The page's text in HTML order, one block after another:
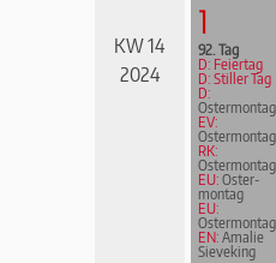
KW 14
2024
1
92. Tag
D: Feiertag
D: Stiller Tag
D:
Ostermontag
EV:
Ostermontag
RK:
Ostermontag
EU: Oster­
mon­tag
EU:
Ostermontag
EN: Amalie
Sieveking